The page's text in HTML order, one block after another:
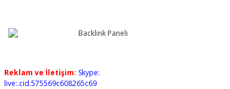
Reklam ve İletişim: Skype:
live:.cid.575569c608265c69